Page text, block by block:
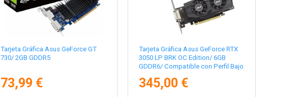
Tarjeta Gráfica Asus GeForce GT
730/ 2GB GDDR5
73,99 €
Tarjeta Gráfica Asus GeForce RTX
3050 LP BRK OC Edition/ 6GB
GDDR6/ Compatible con Perfil Bajo
345,00 €